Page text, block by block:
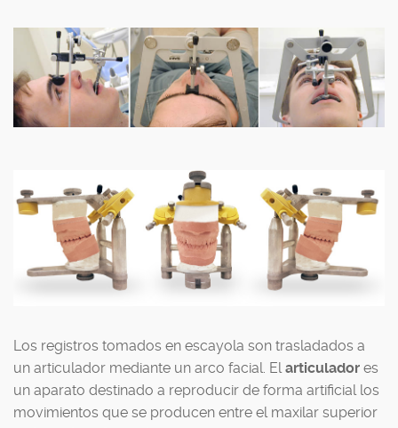
Los registros tomados en escayola son trasladados a
un articulador mediante un arco facial. El articulador es
un aparato destinado a reproducir de forma artificial los
movimientos que se producen entre el maxilar superior